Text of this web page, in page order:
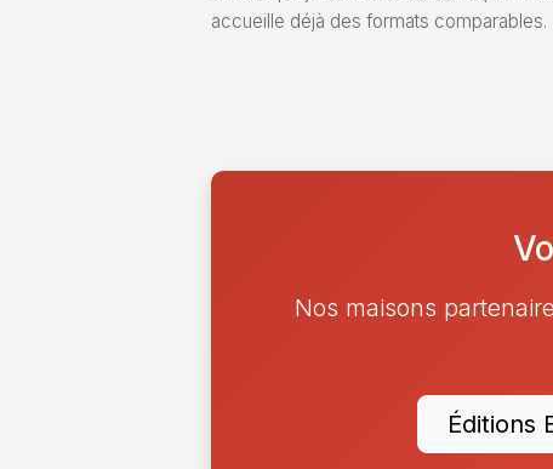
accueille déjà des formats
Nos maisons
Éditions